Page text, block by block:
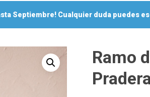
Septiembre! Cualquier duda puedes
Ramo